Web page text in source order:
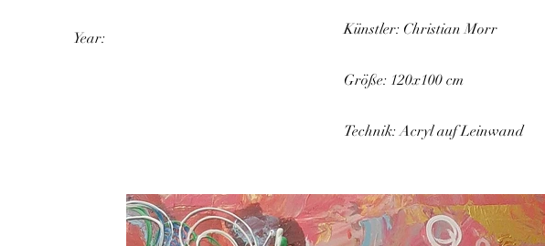
Year: Künstler: Christian Morr
Größe: 120x100 cm
Technik: Acryl auf Leinwand